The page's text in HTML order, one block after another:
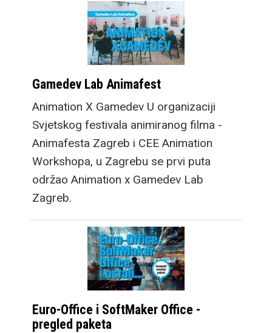
Gamedev Lab Animafest
Animation X Gamedev U organizaciji
Svjetskog festivala animiranog filma -
Animafesta Zagreb i CEE Animation
Workshopa, u Zagrebu se prvi puta
održao Animation x Gamedev Lab
Zagreb.
Euro-Office i SoftMaker Office -
pregled paketa